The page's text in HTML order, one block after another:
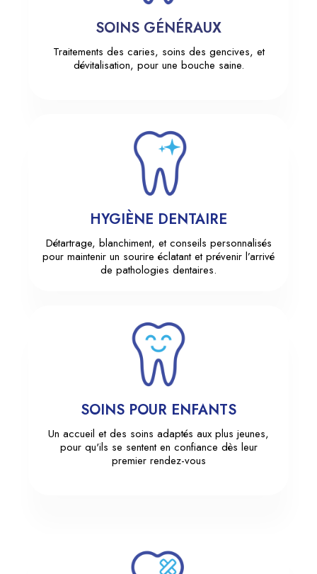
SOINS GÉNÉRAUX
Traitements des caries, soins des gencives, et
dévitalisation, pour une bouche saine.
HYGIÈNE DENTAIRE
Détartrage, blanchiment, et conseils personnalisés
pour maintenir un sourire éclatant et prévenir l’arrivé
de pathologies dentaires.
SOINS POUR ENFANTS
Un accueil et des soins adaptés aux plus jeunes,
pour qu'ils se sentent en confiance dès leur
premier rendez-vous